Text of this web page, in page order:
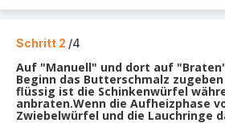
Schritt 2 /4
Auf "Manuell" und dort auf
Beginn das Butterschmalz
flüssig ist die Schinkenwürfel
anbraten.Wenn die Aufheizphase
Zwiebelwürfel und die Lauchringe